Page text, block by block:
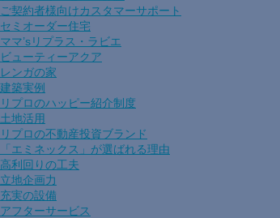
ご契約者様向けカスタマーサポート
セミオーダー住宅
ママ’sリプラス・ラビエ
ビューティーアクア
レンガの家
建築実例
リプロのハッピー紹介制度
土地活用
リプロの不動産投資ブランド
「エミネックス」が選ばれる理由
高利回りの工夫
立地企画力
充実の設備
アフターサービス